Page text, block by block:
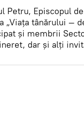
Petru, Episcopul
„Viața tânărului —
și membrii
dar și alți